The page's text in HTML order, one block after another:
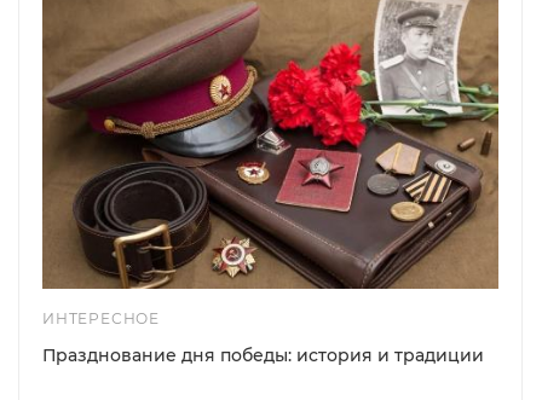
ИНТЕРЕСНОЕ
Празднование дня победы: история и традиции